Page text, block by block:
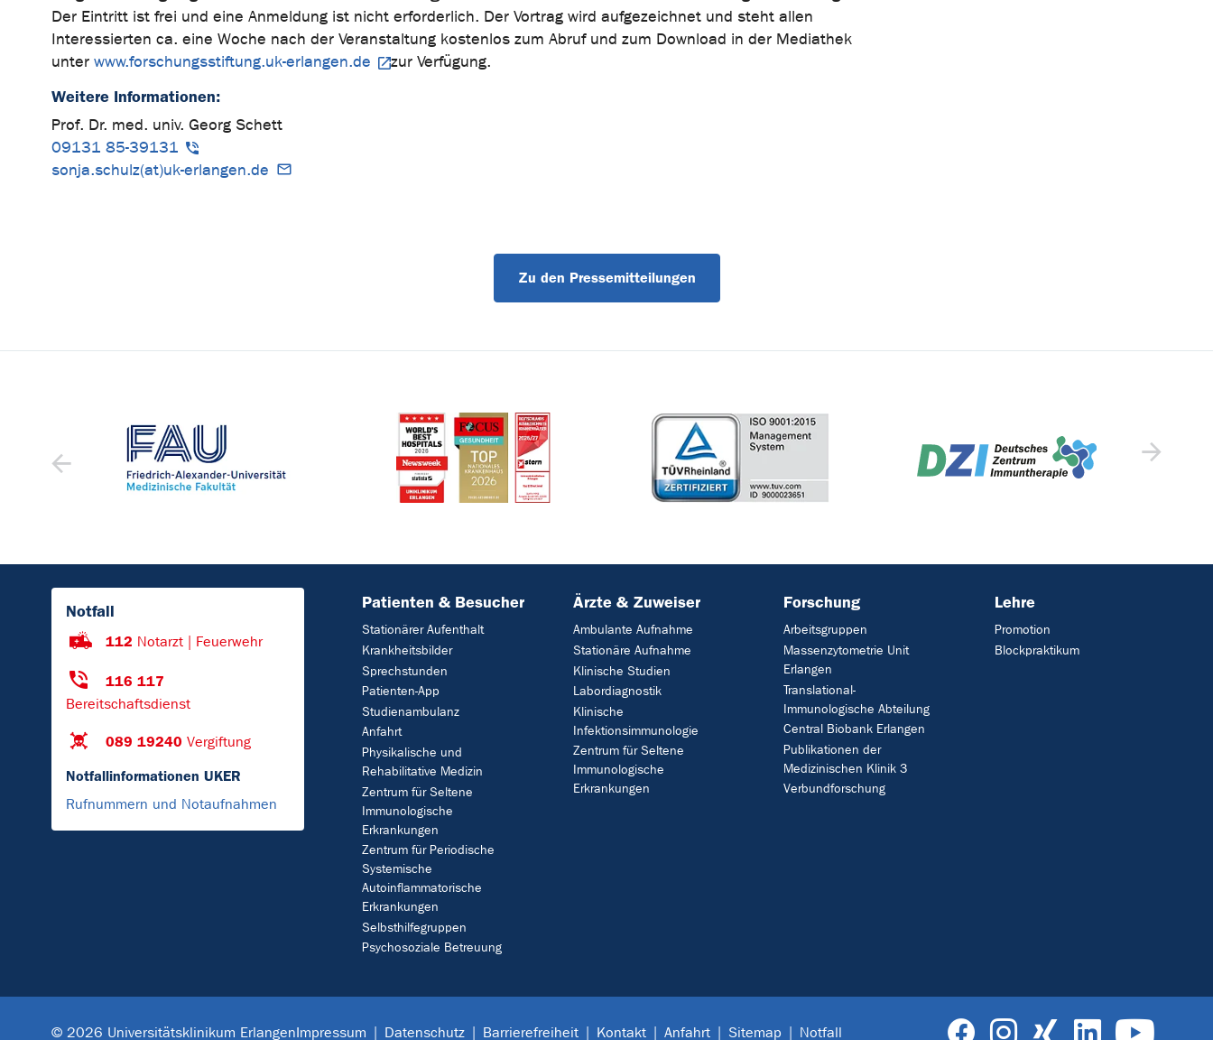
Der Eintritt ist frei und eine Anmeldung ist nicht erforderlich. Der Vortrag wird aufgezeichnet und steht allen
Interessierten ca. eine Woche nach der Veranstaltung kostenlos zum Abruf und zum Download in der Mediathek
unter www.forschungsstiftung.uk-erlangen.de zur Verfügung.
Weitere Informationen:
Prof. Dr. med. univ. Georg Schett
09131 85-39131
sonja.schulz(at)uk-erlangen.de
Zu den Pressemitteilungen
Notfall
112 Notarzt | Feuerwehr
116 117
Bereitschaftsdienst
089 19240 Vergiftung
Notfallinformationen UKER
Rufnummern und Notaufnahmen
Patienten & Besucher
Stationärer Aufenthalt
Krankheitsbilder
Sprechstunden
Patienten-App
Studienambulanz
Anfahrt
Physikalische und
Rehabilitative Medizin
Zentrum für Seltene
Immunologische
Erkrankungen
Zentrum für Periodische
Systemische
Autoinflammatorische
Erkrankungen
Selbsthilfegruppen
Psychosoziale Betreuung
Ärzte & Zuweiser
Ambulante Aufnahme
Stationäre Aufnahme
Klinische Studien
Labordiagnostik
Klinische
Infektionsimmunologie
Zentrum für Seltene
Immunologische
Erkrankungen
Forschung
Arbeitsgruppen
Massenzytometrie Unit
Erlangen
Translational-
Immunologische Abteilung
Central Biobank Erlangen
Publikationen der
Medizinischen Klinik 3
Verbundforschung
Lehre
Promotion
Blockpraktikum
© 2026 Universitätsklinikum ErlangenImpressum Datenschutz Barrierefreiheit Kontakt Anfahrt Sitemap Notfall